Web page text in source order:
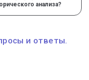
анализа?
и ответы.